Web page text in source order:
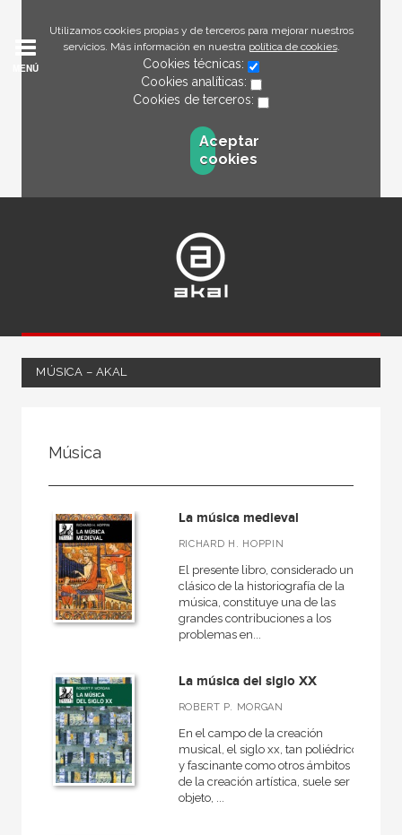
Utilizamos cookies propias y de terceros para mejorar nuestros
servicios. Más información en nuestra política de cookies.
Cookies técnicas:
Cookies analíticas:
Cookies de terceros:
Aceptar
cookies
MENÚ
MÚSICA – AKAL
50 Aniversario
A fondo
Ágora / Teoría
Akadémica
Akal Infantil
Anverso
Arquitectura
Arquitectura (textos de arquitectura)
VER TODAS... (148)
Música
La música medieval
RICHARD H. HOPPIN
El presente libro, considerado un
clásico de la historiografía de la
música, constituye una de las
grandes contribuciones a los
problemas en...
La música del siglo XX
ROBERT P. MORGAN
En el campo de la creación
musical, el siglo xx, tan poliédrico
y fascinante como otros ámbitos
de la creación artística, suele ser
objeto, ...